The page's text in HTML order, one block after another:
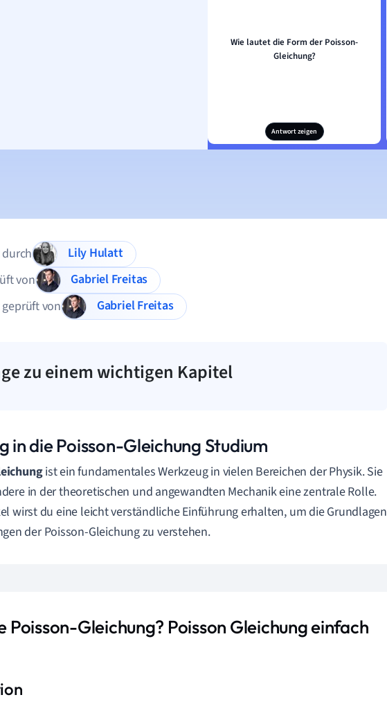
Wie lautet die Form der Poisson-
Gleichung?
Antwort zeigen
Lily Hulatt
von
Gabriel Freitas
von
Gabriel Freitas
zu einem wichtigen Kapitel
in die Poisson-Gleichung Studium
ist ein fundamentales Werkzeug in vielen Bereichen der Physik. Sie
in der theoretischen und angewandten Mechanik eine zentrale Rolle.
wirst du eine leicht verständliche Einführung erhalten, um die Grundlagen
der Poisson-Gleichung zu verstehen.
Poisson-Gleichung? Poisson Gleichung einfach